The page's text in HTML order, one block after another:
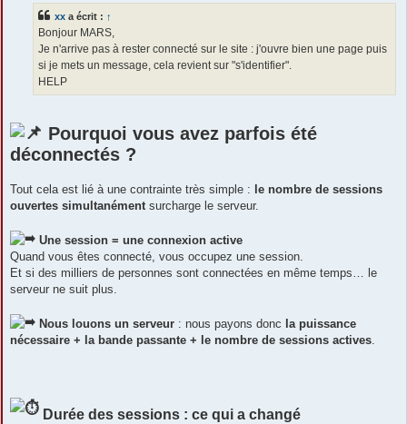
xx a écrit : ↑
Bonjour MARS,
Je n'arrive pas à rester connecté sur le site : j'ouvre bien une page puis
si je mets un message, cela revient sur "s'identifier".
HELP
Pourquoi vous avez parfois été
déconnectés ?
Tout cela est lié à une contrainte très simple : le nombre de sessions
ouvertes simultanémentsurcharge le serveur.
Une session = une connexion active
Quand vous êtes connecté, vous occupez une session.
Et si des milliers de personnes sont connectées en même temps… le
serveur ne suit plus.
Nous louons un serveur : nous payons donc la puissance
nécessaire + la bande passante + le nombre de sessions actives.
Durée des sessions : ce qui a changé